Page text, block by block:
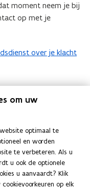
moment neem je bij
op met je
over je klacht
bent
van je dossier?
bij de Vlaamse
aanpak en bespreekt
een antwoord.
om uw
optimaal te
en worden
te verbeteren. Als u
u ook de optionele
u aanvaardt? Klik
op elk